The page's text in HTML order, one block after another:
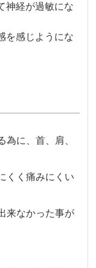
神経が過敏にな
を感じようにな
為に、首、肩、
くく痛みにくい
来なかった事が